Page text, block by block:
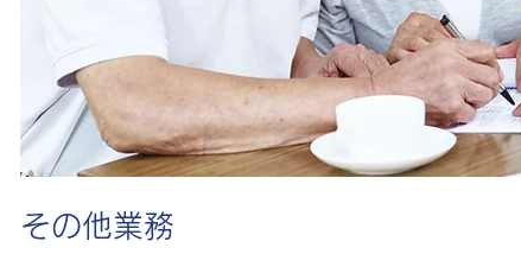
​その他業務